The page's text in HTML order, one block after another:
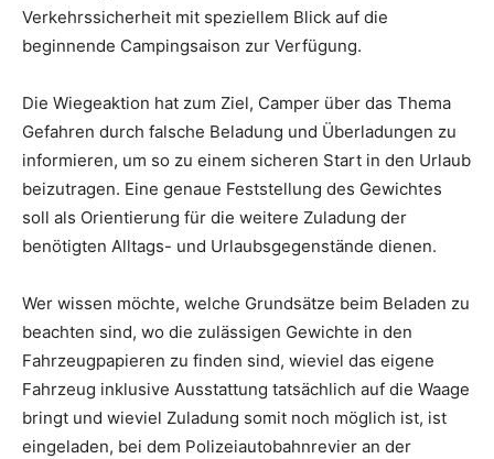
Verkehrssicherheit mit speziellem Blick auf die
beginnende Campingsaison zur Verfügung.
Die Wiegeaktion hat zum Ziel, Camper über das Thema
Gefahren durch falsche Beladung und Überladungen zu
informieren, um so zu einem sicheren Start in den Urlaub
beizutragen. Eine genaue Feststellung des Gewichtes
soll als Orientierung für die weitere Zuladung der
benötigten Alltags- und Urlaubsgegenstände dienen.
Wer wissen möchte, welche Grundsätze beim Beladen zu
beachten sind, wo die zulässigen Gewichte in den
Fahrzeugpapieren zu finden sind, wieviel das eigene
Fahrzeug inklusive Ausstattung tatsächlich auf die Waage
bringt und wieviel Zuladung somit noch möglich ist, ist
eingeladen, bei dem Polizeiautobahnrevier an der